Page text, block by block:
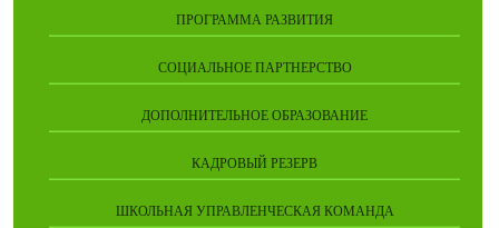
ПРОГРАММА РАЗВИТИЯ
СОЦИАЛЬНОЕ ПАРТНЕРСТВО
ДОПОЛНИТЕЛЬНОЕ ОБРАЗОВАНИЕ
КАДРОВЫЙ РЕЗЕРВ
ШКОЛЬНАЯ УПРАВЛЕНЧЕСКАЯ КОМАНДА